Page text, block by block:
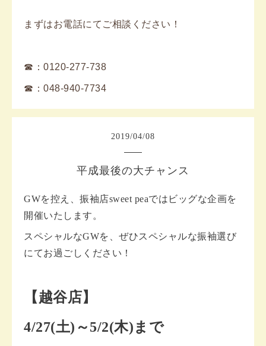
まずはお電話にてご相談ください！
☎：0120-277-738
☎：048-940-7734
2019/04/08
平成最後の大チャンス
GWを控え、振袖店sweet peaではビッグな企画を
開催いたします。
スペシャルなGWを、ぜひスペシャルな振袖選び
にてお過ごしください！
【越谷店】
4/27(土)～5/2(木)まで